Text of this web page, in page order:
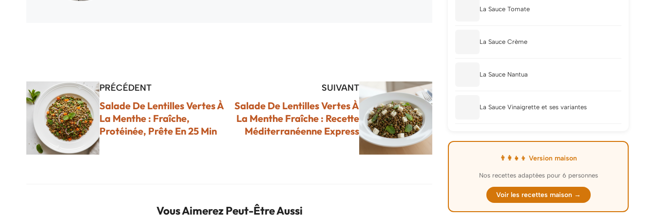
PRÉCÉDENT
Salade De Lentilles Vertes À
La Menthe : Fraîche,
Protéinée, Prête En 25 Min
SUIVANT
Salade De Lentilles Vertes À
La Menthe Fraîche : Recette
Méditerranéenne Express
Vous Aimerez Peut-Être Aussi
La Sauce Tomate
La Sauce Crème
La Sauce Nantua
La Sauce Vinaigrette et ses variantes
👨‍👩‍👧‍👦 Version maison
Nos recettes adaptées pour 6 personnes
Voir les recettes maison →